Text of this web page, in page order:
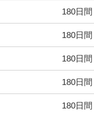
180日間
180日間
180日間
180日間
180日間